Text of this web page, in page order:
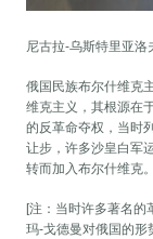
尼古拉-乌斯特里亚洛
俄国民族布尔什维克
维克主义，其根源在
的反革命夺权，当时
让步，许多沙皇白军
转而加入布尔什维克。
[注：当时许多著名
玛-戈德曼对俄国的形